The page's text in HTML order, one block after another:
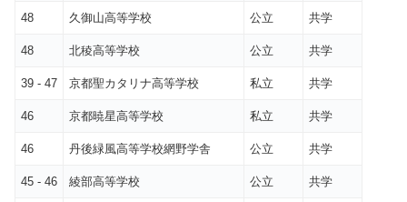
48 久御山高等学校 公立 共学
48 北稜高等学校 公立 共学
39 - 47 京都聖カタリナ高等学校 私立 共学
46 京都暁星高等学校 私立 共学
46 丹後緑風高等学校網野学舎 公立 共学
45 - 46 綾部高等学校 公立 共学